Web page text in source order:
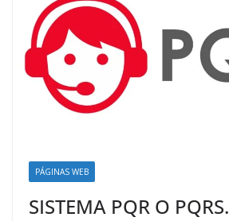
PÁGINAS WEB
SISTEMA PQR O PQRS.